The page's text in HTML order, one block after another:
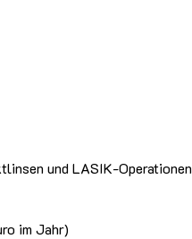
und LASIK-Operationen
im Jahr)